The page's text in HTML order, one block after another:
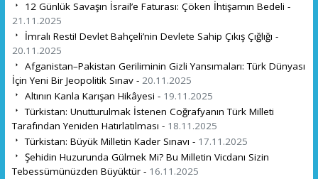
12 Günlük Savaşın İsrail’e Faturası: Çöken İhtişamın Bedeli -
21.11.2025
İmralı Resti! Devlet Bahçeli’nin Devlete Sahip Çıkış Çığlığı -
20.11.2025
Afganistan–Pakistan Geriliminin Gizli Yansımaları: Türk Dünyası
İçin Yeni Bir Jeopolitik Sınav - 20.11.2025
Altının Kanla Karışan Hikâyesi - 19.11.2025
Türkistan: Unutturulmak İstenen Coğrafyanın Türk Milleti
Tarafından Yeniden Hatırlatılması - 18.11.2025
Türkistan: Büyük Milletin Kader Sınavı - 17.11.2025
Şehidin Huzurunda Gülmek Mi? Bu Milletin Vicdanı Sizin
Tebessümünüzden Büyüktür - 16.11.2025